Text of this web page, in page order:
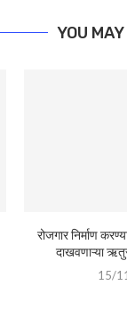
YOU
रोजगार निर्माण
दाखवणाऱ्या
15/